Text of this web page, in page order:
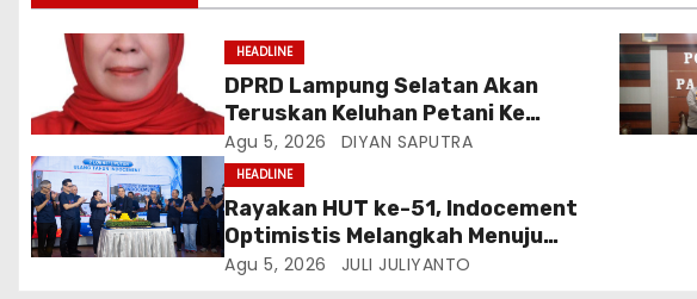
HEADLINE
DPRD Lampung Selatan Akan
Teruskan Keluhan Petani Ke
Dinas Terkait, Minta Audit
Penyaluran Pupuk Bersubsidi Di
Desa Budi Lestari
Agu 5, 2026 DIYAN SAPUTRA
HEADLINE
Rayakan HUT ke-51, Indocement
Optimistis Melangkah Menuju
Masa Depan Lebih Hijau
Agu 5, 2026 JULI JULIYANTO